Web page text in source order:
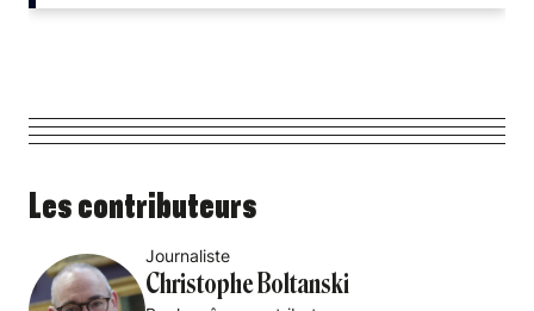
Les contributeurs
Journaliste
Christophe Boltanski